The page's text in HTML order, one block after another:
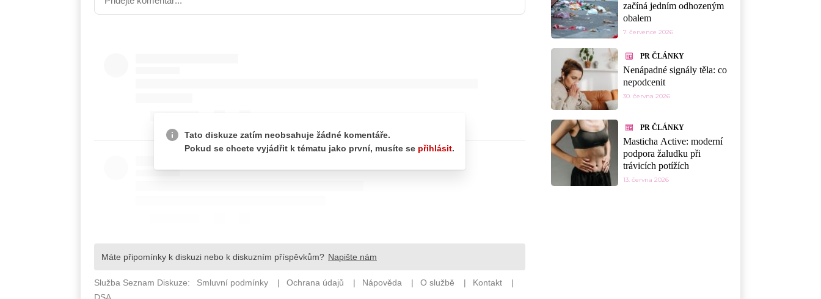
začíná jedním odhozeným
obalem
7. července 2026
PR ČLÁNKY
Nenápadné signály těla: co
nepodcenit
30. června 2026
PR ČLÁNKY
Masticha Active: moderní
podpora žaludku při
trávicích potížích
13. června 2026